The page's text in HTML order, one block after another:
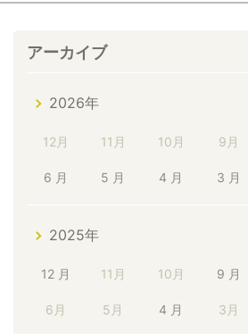
アーカイブ
2026年
12月 11月 10月 9月
6 月 5 月 4 月 3 月
2025年
12 月 11月 10月 9 月
6月 5月 4 月 3月